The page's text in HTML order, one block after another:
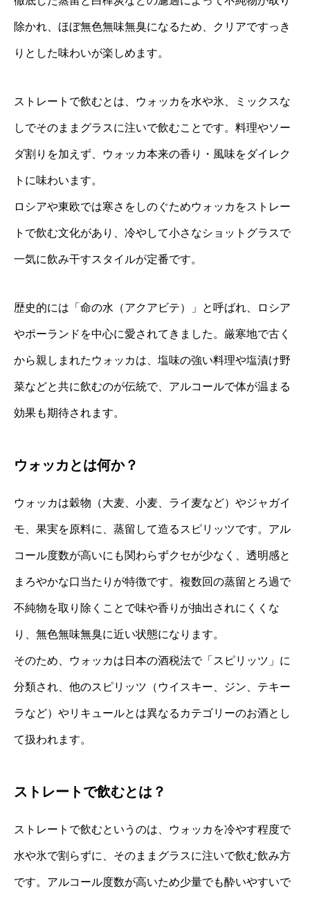
除かれ、ほぼ無色無味無臭になるため、クリアですっき
りとした味わいが楽しめます。
ストレートで飲むとは、ウォッカを水や氷、ミックスな
しでそのままグラスに注いで飲むことです。料理やソー
ダ割りを加えず、ウォッカ本来の香り・風味をダイレク
トに味わいます。
ロシアや東欧では寒さをしのぐためウォッカをストレー
トで飲む文化があり、冷やして小さなショットグラスで
一気に飲み干すスタイルが定番です。
歴史的には「命の水（アクアビテ）」と呼ばれ、ロシア
やポーランドを中心に愛されてきました。厳寒地で古く
から親しまれたウォッカは、塩味の強い料理や塩漬け野
菜などと共に飲むのが伝統で、アルコールで体が温まる
効果も期待されます。
ウォッカとは何か？
ウォッカは穀物（大麦、小麦、ライ麦など）やジャガイ
モ、果実を原料に、蒸留して造るスピリッツです。アル
コール度数が高いにも関わらずクセが少なく、透明感と
まろやかな口当たりが特徴です。複数回の蒸留とろ過で
不純物を取り除くことで味や香りが抽出されにくくな
り、無色無味無臭に近い状態になります。
そのため、ウォッカは日本の酒税法で「スピリッツ」に
分類され、他のスピリッツ（ウイスキー、ジン、テキー
ラなど）やリキュールとは異なるカテゴリーのお酒とし
て扱われます。
ストレートで飲むとは？
ストレートで飲むというのは、ウォッカを冷やす程度で
水や氷で割らずに、そのままグラスに注いで飲む飲み方
です。アルコール度数が高いため少量でも酔いやすいで